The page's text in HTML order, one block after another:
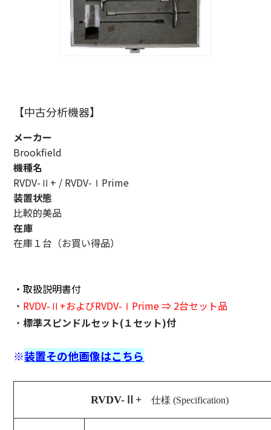
【中古分析機器】
メーカー
Brookfield
機種名
RVDV-Ⅱ+ / RVDV-ⅠPrime
装置状態
比較的美品
在庫
在庫１台（お買い得品）
・取扱説明書付
・ RVDV-Ⅱ+およびRVDV-ⅠPrime⇒ 2台セット品
・標準スピンドルセット(１セット)付
※装置その他画像はこちら
RVDV-Ⅱ+仕様 (Specification)